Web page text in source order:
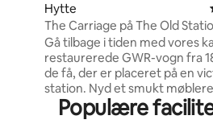
Hytte
The Carriage på The Old
Gå tilbage i tiden med vores
restaurerede GWR-vogn fra
de få, der er placeret på en
station. Nyd et smukt
opholdsrum, badeværelse,
en behagelig seng, der sikrer
Populære